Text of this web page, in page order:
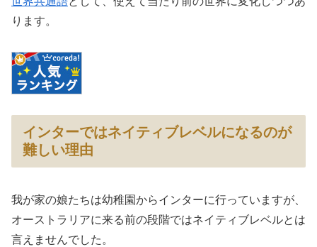
ります。
インターではネイティブレベルになるのが
難しい理由
我が家の娘たちは幼稚園からインターに行っていますが、
オーストラリアに来る前の段階ではネイティブレベルとは
言えませんでした。